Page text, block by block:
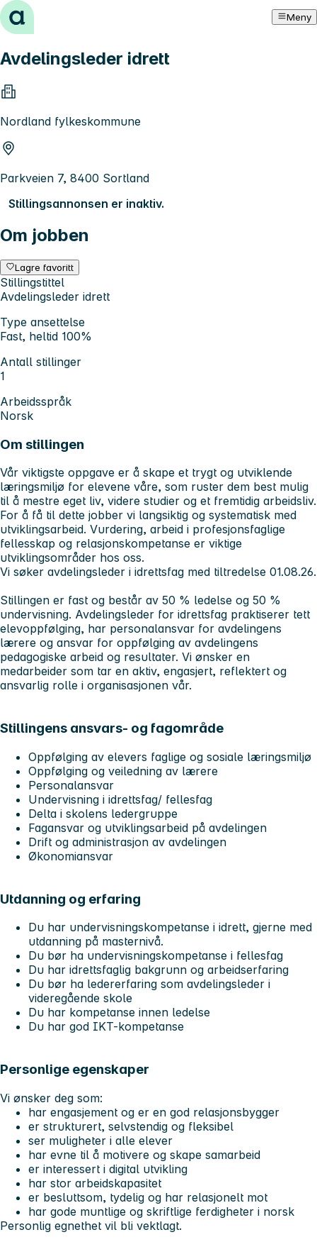
Hopp til innhold Meny
Avdelingsleder idrett
Nordland fylkeskommune
Parkveien 7, 8400 Sortland
Stillingsannonsen er inaktiv.
Om jobben
Lagre favoritt
Stillingstittel
Avdelingsleder idrett
Type ansettelse
Fast, heltid 100%
Antall stillinger
1
Arbeidsspråk
Norsk
Om stillingen
Vår viktigste oppgave er å skape et trygt og utviklende
læringsmiljø for elevene våre, som ruster dem best mulig
til å mestre eget liv, videre studier og et fremtidig arbeidsliv.
For å få til dette jobber vi langsiktig og systematisk med
utviklingsarbeid. Vurdering, arbeid i profesjonsfaglige
fellesskap og relasjonskompetanse er viktige
utviklingsområder hos oss.
Vi søker avdelingsleder i idrettsfag med tiltredelse 01.08.26.
Stillingen er fast og består av 50 % ledelse og 50 %
undervisning. Avdelingsleder for idrettsfag praktiserer tett
elevoppfølging, har personalansvar for avdelingens
lærere og ansvar for oppfølging av avdelingens
pedagogiske arbeid og resultater. Vi ønsker en
medarbeider som tar en aktiv, engasjert, reflektert og
ansvarlig rolle i organisasjonen vår.
Stillingens ansvars- og fagområde
Oppfølging av elevers faglige og sosiale læringsmiljø
Oppfølging og veiledning av lærere
Personalansvar
Undervisning i idrettsfag/ fellesfag
Delta i skolens ledergruppe
Fagansvar og utviklingsarbeid på avdelingen
Drift og administrasjon av avdelingen
Økonomiansvar
Utdanning og erfaring
Du har undervisningskompetanse i idrett, gjerne med
utdanning på masternivå.
Du bør ha undervisningskompetanse i fellesfag
Du har idrettsfaglig bakgrunn og arbeidserfaring
Du bør ha ledererfaring som avdelingsleder i
videregående skole
Du har kompetanse innen ledelse
Du har god IKT-kompetanse
Personlige egenskaper
Vi ønsker deg som:
har engasjement og er en god relasjonsbygger
er strukturert, selvstendig og fleksibel
ser muligheter i alle elever
har evne til å motivere og skape samarbeid
er interessert i digital utvikling
har stor arbeidskapasitet
er besluttsom, tydelig og har relasjonelt mot
har gode muntlige og skriftlige ferdigheter i norsk
Personlig egnethet vil bli vektlagt.